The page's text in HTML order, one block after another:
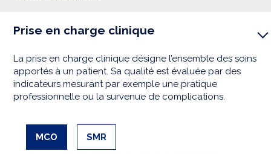
Prise en charge clinique
La prise en charge clinique désigne l’ensemble des soins
apportés à un patient. Sa qualité est évaluée par des
indicateurs mesurant par exemple une pratique
professionnelle ou la survenue de complications.
MCO SMR